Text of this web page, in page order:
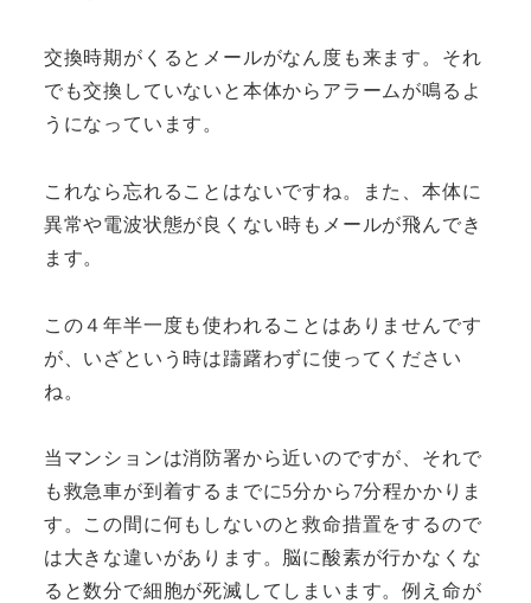
交換時期がくるとメールがなん度も来ます。それ
でも交換していないと本体からアラームが鳴るよ
うになっています。
これなら忘れることはないですね。また、本体に
異常や電波状態が良くない時もメールが飛んでき
ます。
この４年半一度も使われることはありませんです
が、いざという時は躊躇わずに使ってください
ね。
当マンションは消防署から近いのですが、それで
も救急車が到着するまでに5分から7分程かかりま
す。この間に何もしないのと救命措置をするので
は大きな違いがあります。脳に酸素が行かなくな
ると数分で細胞が死滅してしまいます。例え命が